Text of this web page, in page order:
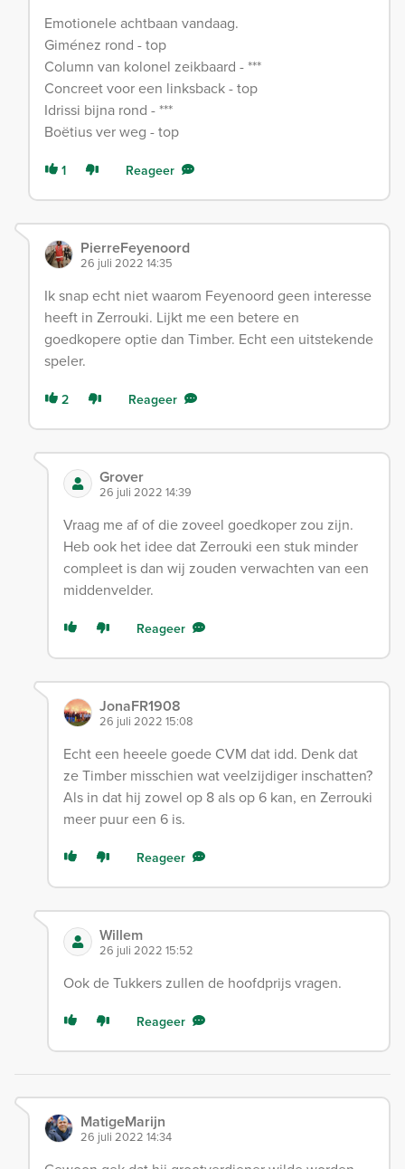
Emotionele achtbaan vandaag.
Giménez rond - top
Column van kolonel zeikbaard - ***
Concreet voor een linksback - top
Idrissi bijna rond - ***
Boëtius ver weg - top
1 Reageer
PierreFeyenoord
26 juli 2022 14:35
Ik snap echt niet waarom Feyenoord geen interesse
heeft in Zerrouki. Lijkt me een betere en
goedkopere optie dan Timber. Echt een uitstekende
speler.
2 Reageer
Grover
26 juli 2022 14:39
Vraag me af of die zoveel goedkoper zou zijn.
Heb ook het idee dat Zerrouki een stuk minder
compleet is dan wij zouden verwachten van een
middenvelder.
Reageer
JonaFR1908
26 juli 2022 15:08
Echt een heeele goede CVM dat idd. Denk dat
ze Timber misschien wat veelzijdiger inschatten?
Als in dat hij zowel op 8 als op 6 kan, en Zerrouki
meer puur een 6 is.
Reageer
Willem
26 juli 2022 15:52
Ook de Tukkers zullen de hoofdprijs vragen.
Reageer
MatigeMarijn
26 juli 2022 14:34